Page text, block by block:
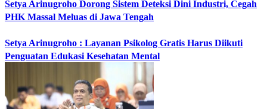
Setya Arinugroho Dorong Sistem Deteksi Dini Industri, Cegah
PHK Massal Meluas di Jawa Tengah
Setya Arinugroho : Layanan Psikolog Gratis Harus Diikuti
Penguatan Edukasi Kesehatan Mental